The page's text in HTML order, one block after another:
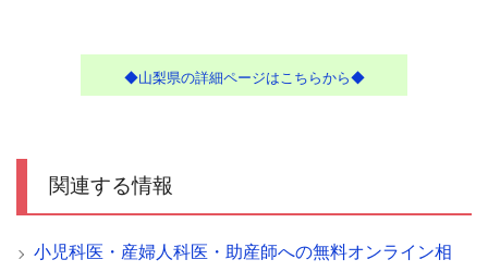
◆山梨県の詳細ページはこちらから◆
関連する情報
小児科医・産婦人科医・助産師への無料オンライン相